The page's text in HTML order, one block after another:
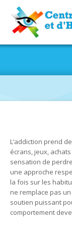
LIBÉREZ-
ADDICTIONS
L’addiction prend
écrans, jeux,
sensation de
une approche
la fois sur les
ne remplace pas
soutien puissant
comportement